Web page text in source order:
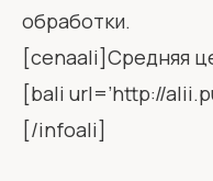
обработки.
[cenaali]Средняя
[bali url=’http://
[/infoali]